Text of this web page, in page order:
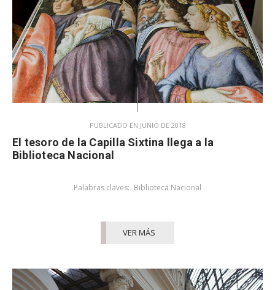
PUBLICADO EN JUNIO DE 2018
El tesoro de la Capilla Sixtina llega a la
Biblioteca Nacional
Palabras claves: Biblioteca Nacional
VER MÁS